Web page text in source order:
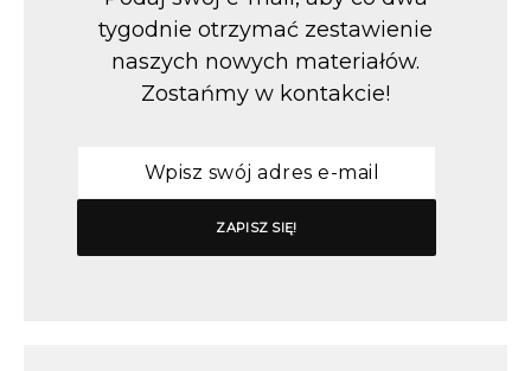
tygodnie otrzymać zestawienie
naszych nowych materiałów.
Zostańmy w kontakcie!